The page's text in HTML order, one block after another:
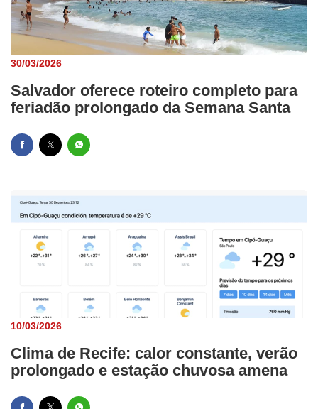
30/03/2026
Salvador oferece roteiro completo para
feriadão prolongado da Semana Santa
10/03/2026
Clima de Recife: calor constante, verão
prolongado e estação chuvosa amena